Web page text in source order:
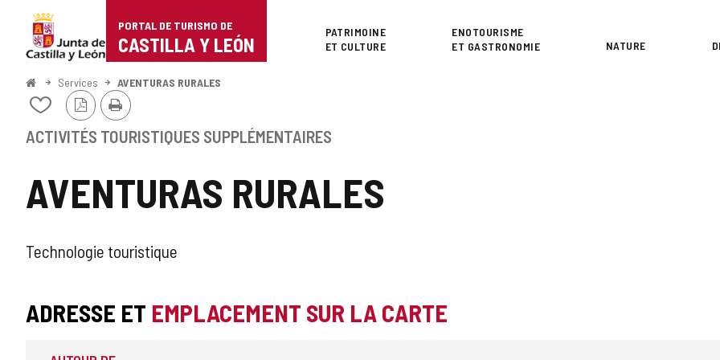
Portal
de
Turismo
Castilla
León
PORTAL DE TURISMO DE
CASTILLA Y LEÓN
Superior
PATRIMOINE
ET CULTURE
ENOTOURISME
ET GASTRONOMIE
NATURE
<
Accueil
Services AVENTURAS RURALES
AVENTURAS RURALES
Ajouter/retirer
contenu
Version
PDF
Imprimer
ACTIVITÉS TOURISTIQUES SUPPLÉMENTAIRES
ACTIVITÉ
COMPLÉMENTAIRE
Technologie touristique
ADRESSE ET EMPLACEMENT SUR LA CARTE